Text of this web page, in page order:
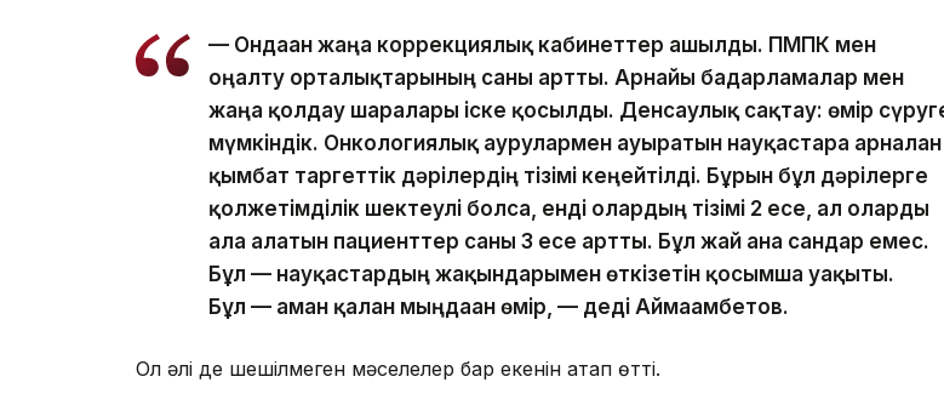
— Ондаған жаңа коррекциялық кабинеттер ашылды. ПМПК мен
оңалту орталықтарының саны артты. Арнайы бағдарламалар мен
жаңа қолдау шаралары іске қосылды. Денсаулық сақтау: өмір
мүмкіндік. Онкологиялық аурулармен ауыратын науқастарға арналған
қымбат таргеттік дәрілердің тізімі кеңейтілді. Бұрын бұл дәрілерге
қолжетімділік шектеулі болса, енді олардың тізімі 2 есе, ал оларды
ала алатын пациенттер саны 3 есе артты. Бұл жай ғана сандар емес.
Бұл — науқастардың жақындарымен өткізетін қосымша уақыты.
Бұл — аман қалған мыңдаған өмір, — деді Аймағамбетов.
Ол әлі де шешілмеген мәселелер бар екенін атап өтті.